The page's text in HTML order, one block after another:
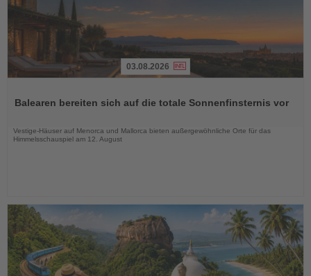
die
03.08.2026
Balearen bereiten sich auf die totale Sonnenfinsternis vor
Vestige-Häuser auf Menorca und Mallorca bieten außergewöhnliche Orte für das
Himmelsschauspiel am 12. August